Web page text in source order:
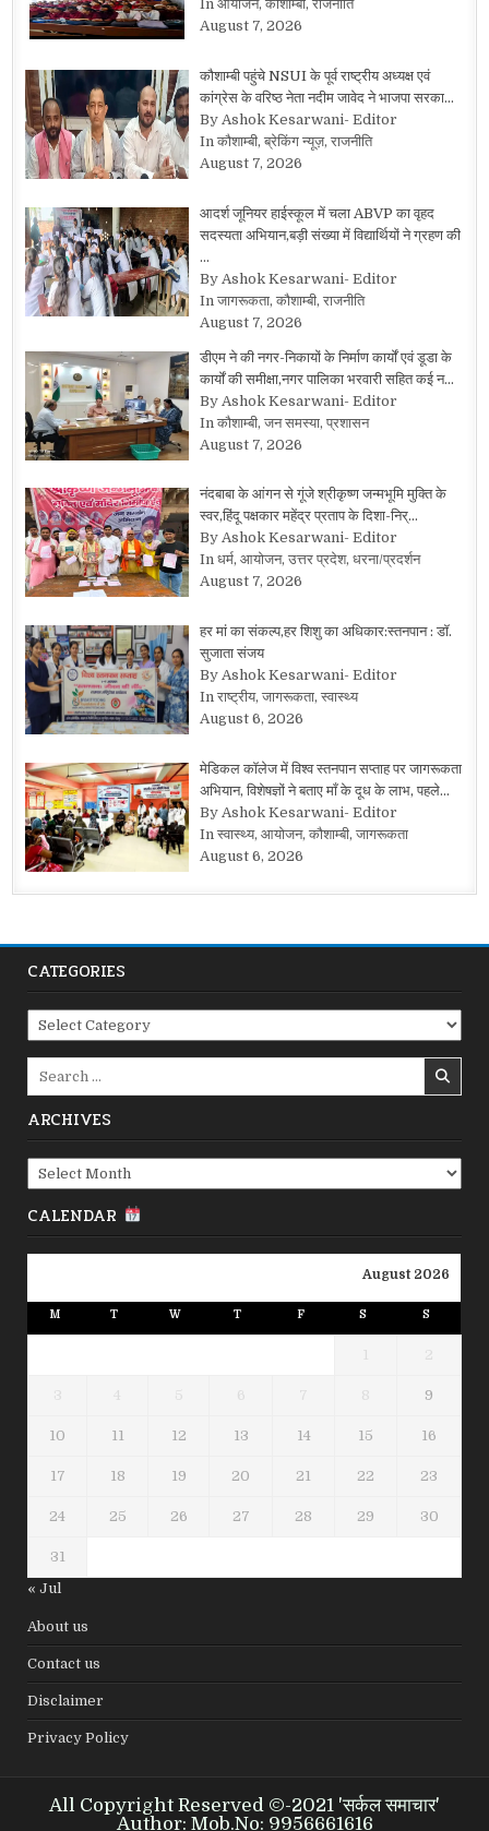
In आयोजन, कौशाम्बी, राजनीति
August 7, 2026
कौशाम्बी पहुंचे NSUI के पूर्व राष्ट्रीय अध्यक्ष एवं
कांग्रेस के वरिष्ठ नेता नदीम जावेद ने भाजपा सरका…
By Ashok Kesarwani- Editor
In कौशाम्बी, ब्रेकिंग न्यूज़, राजनीति
August 7, 2026
आदर्श जूनियर हाईस्कूल में चला ABVP का वृहद
सदस्यता अभियान,बड़ी संख्या में विद्यार्थियों ने ग्रहण की
…
By Ashok Kesarwani- Editor
In जागरूकता, कौशाम्बी, राजनीति
August 7, 2026
डीएम ने की नगर-निकायों के निर्माण कार्यों एवं डूडा के
कार्यों की समीक्षा,नगर पालिका भरवारी सहित कई न…
By Ashok Kesarwani- Editor
In कौशाम्बी, जन समस्या, प्रशासन
August 7, 2026
नंदबाबा के आंगन से गूंजे श्रीकृष्ण जन्मभूमि मुक्ति के
स्वर,हिंदू पक्षकार महेंद्र प्रताप के दिशा-निर्…
By Ashok Kesarwani- Editor
In धर्म, आयोजन, उत्तर प्रदेश, धरना/प्रदर्शन
August 7, 2026
हर मां का संकल्प,हर शिशु का अधिकार:स्तनपान : डॉ.
सुजाता संजय
By Ashok Kesarwani- Editor
In राष्ट्रीय, जागरूकता, स्वास्थ्य
August 6, 2026
मेडिकल कॉलेज में विश्व स्तनपान सप्ताह पर जागरूकता
अभियान, विशेषज्ञों ने बताए माँ के दूध के लाभ, पहले…
By Ashok Kesarwani- Editor
In स्वास्थ्य, आयोजन, कौशाम्बी, जागरूकता
August 6, 2026
CATEGORIES
Categories
ARCHIVES
Archives
CALENDAR
August 2026
M T W T F S S
1 2
3 4 5 6 7 8 9
10 11 12 13 14 15 16
17 18 19 20 21 22 23
24 25 26 27 28 29 30
31
« Jul
About us
Contact us
Disclaimer
Privacy Policy
All Copyright Reserved ©-2021 'सर्कल समाचार'
Author: Mob.No: 9956661616